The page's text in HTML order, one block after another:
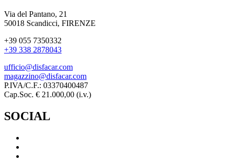
Via del Pantano, 21
50018 Scandicci, FIRENZE
+39 055 7350332
+39 338 2878043
ufficio@disfacar.com
magazzino@disfacar.com
P.IVA/C.F.: 03370400487
Cap.Soc. € 21.000,00 (i.v.)
SOCIAL